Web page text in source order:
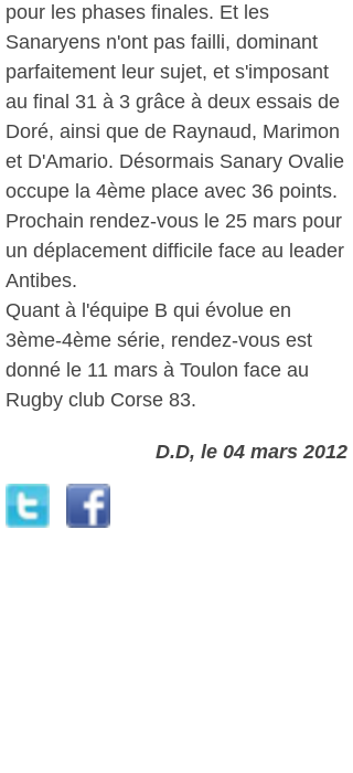
pour les phases finales. Et les
Sanaryens n'ont pas failli, dominant
parfaitement leur sujet, et s'imposant
au final 31 à 3 grâce à deux essais de
Doré, ainsi que de Raynaud, Marimon
et D'Amario. Désormais Sanary Ovalie
occupe la 4ème place avec 36 points.
Prochain rendez-vous le 25 mars pour
un déplacement difficile face au leader
Antibes.
Quant à l'équipe B qui évolue en
3ème-4ème série, rendez-vous est
donné le 11 mars à Toulon face au
Rugby club Corse 83.
D.D, le 04 mars 2012